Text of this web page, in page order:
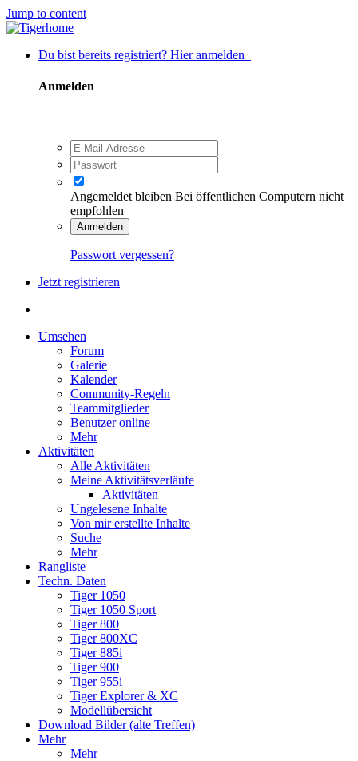
Jump to content
Du bist bereits registriert? Hier anmelden
Anmelden
Angemeldet bleiben Bei öffentlichen Computern nicht
empfohlen
Anmelden
Passwort vergessen?
Jetzt registrieren
Umsehen
Forum
Galerie
Kalender
Community-Regeln
Teammitglieder
Benutzer online
Mehr
Aktivitäten
Alle Aktivitäten
Meine Aktivitätsverläufe
Aktivitäten
Ungelesene Inhalte
Von mir erstellte Inhalte
Suche
Mehr
Rangliste
Techn. Daten
Tiger 1050
Tiger 1050 Sport
Tiger 800
Tiger 800XC
Tiger 885i
Tiger 900
Tiger 955i
Tiger Explorer & XC
Modellübersicht
Download Bilder (alte Treffen)
Mehr
Mehr